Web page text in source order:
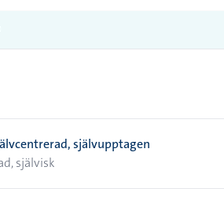
självupptagen
självisk